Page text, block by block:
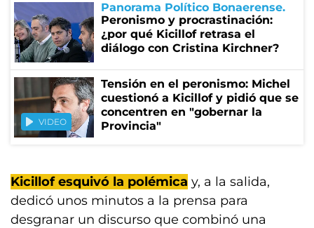
Panorama Político Bonaerense
Peronismo y procrastinación:
¿por qué Kicillof retrasa el
diálogo con Cristina Kirchner?
VIDEO
Tensión en el peronismo: Michel
cuestionó a Kicillof y pidió que se
concentren en "gobernar la
Provincia"
Kicillof esquivó la polémica y, a la salida,
dedicó unos minutos a la prensa para
desgranar un discurso que combinó una